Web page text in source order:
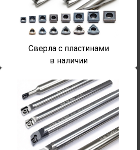
Сверла с пластинами
в наличии